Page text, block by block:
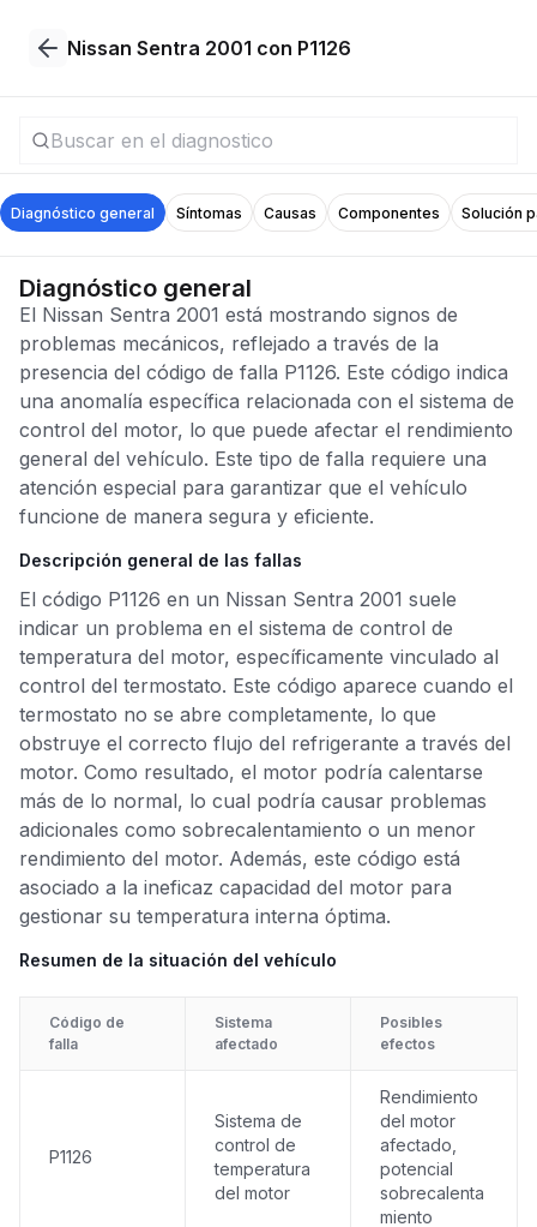
Nissan Sentra 2001 con P1126
Diagnóstico general Síntomas Causas Componentes Solución
Diagnóstico general
El Nissan Sentra 2001 está mostrando signos de
problemas mecánicos, reflejado a través de la
presencia del código de falla P1126. Este código indica
una anomalía específica relacionada con el sistema de
control del motor, lo que puede afectar el rendimiento
general del vehículo. Este tipo de falla requiere una
atención especial para garantizar que el vehículo
funcione de manera segura y eficiente.
Descripción general de las fallas
El código P1126 en un Nissan Sentra 2001 suele
indicar un problema en el sistema de control de
temperatura del motor, específicamente vinculado al
control del termostato. Este código aparece cuando el
termostato no se abre completamente, lo que
obstruye el correcto flujo del refrigerante a través del
motor. Como resultado, el motor podría calentarse
más de lo normal, lo cual podría causar problemas
adicionales como sobrecalentamiento o un menor
rendimiento del motor. Además, este código está
asociado a la ineficaz capacidad del motor para
gestionar su temperatura interna óptima.
Resumen de la situación del vehículo
Código de
falla
Sistema
afectado
Posibles
efectos
P1126
Sistema de
control de
temperatura
del motor
Rendimiento
del motor
afectado,
potencial
sobrecalenta
miento